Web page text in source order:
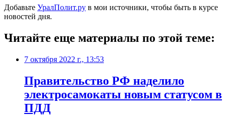
Добавьте УралПолит.ру в мои источники, чтобы быть в курсе
новостей дня.
Читайте еще материалы по этой теме:
7 октября 2022 г., 13:53
Правительство РФ наделило
электросамокаты новым статусом в
ПДД